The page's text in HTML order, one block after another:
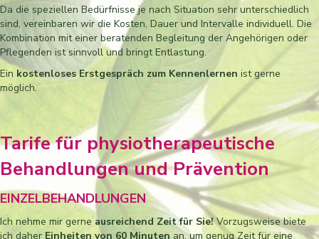
Da die speziellen Bedürfnisse je nach Situation sehr unterschiedlich
sind, vereinbaren wir die Kosten, Dauer und Intervalle individuell. Die
Kombination mit einer beratenden Begleitung der Angehörigen oder
Pflegenden ist sinnvoll und bringt Entlastung.
Ein kostenloses Erstgespräch zum Kennenlernen ist gerne
möglich.
Tarife für physiotherapeutische
Behandlungen und Prävention
EINZELBEHANDLUNGEN
Ich nehme mir gerne ausreichend Zeit für Sie!Vorzugsweise biete
ich daher Einheiten von 60 Minuten an, um genug Zeit für eine